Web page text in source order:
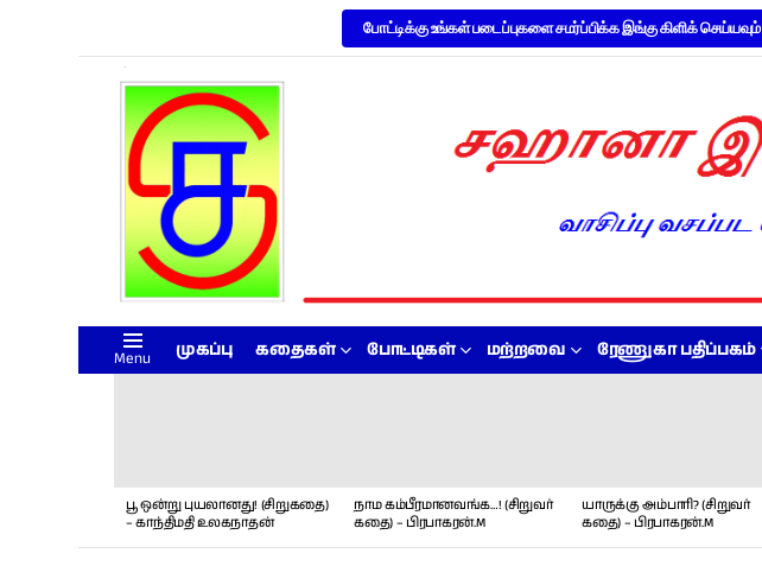
போட்டிக்கு உங்கள் படைப்புகளை சமர்ப்பிக்க இங்கு கிளிக் செய்யவும்
Menu முகப்பு கதைகள் போட்டிகள் மற்றவை ரேணுகா பதிப்பகம்
பூ ஒன்று புயலானது! (சிறுகதை)
– காந்திமதி உலகநாதன்
நாம கம்பீரமானவங்க…! (சிறுவர்
கதை) – பிரபாகரன்.M
யாருக்கு அம்பாரி? (சிறுவர்
கதை) – பிரபாகரன்.M